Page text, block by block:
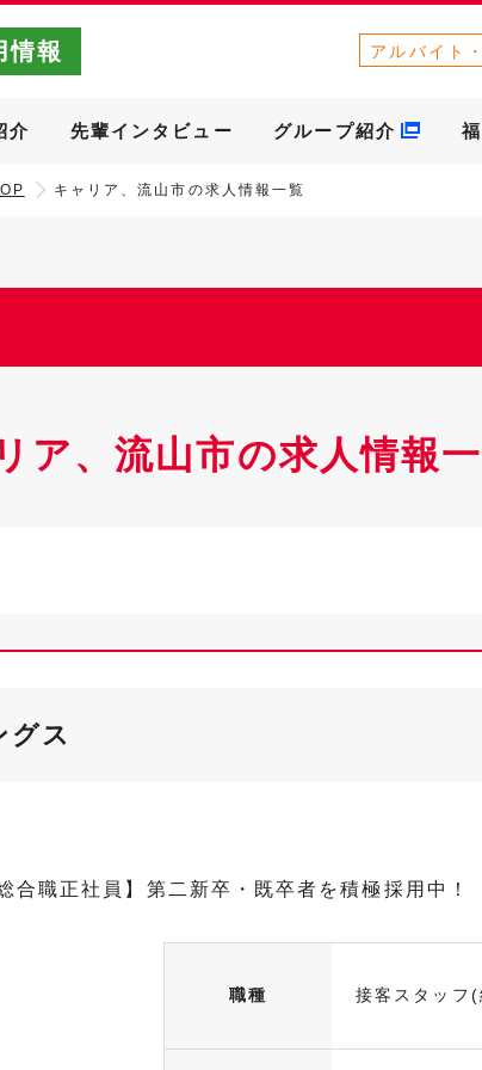
情報 アルバイト
介 先輩インタビュー グループ紹介
キャリア、流山市の求人情報一覧
ア、流山市の求人情報
グス
職正社員】第二新卒・既卒者を積極採用中！
職種 接客スタッフ